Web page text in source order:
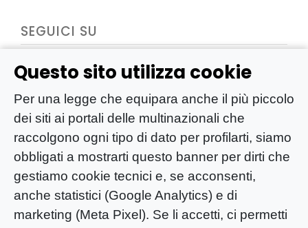
Questo sito utilizza cookie
Per una legge che equipara anche il più piccolo
dei siti ai portali delle multinazionali che
raccolgono ogni tipo di dato per profilarti, siamo
obbligati a mostrarti questo banner per dirti che
gestiamo cookie tecnici e, se acconsenti,
anche statistici (Google Analytics) e di
marketing (Meta Pixel). Se li accetti, ci permetti
SEGUICI SU